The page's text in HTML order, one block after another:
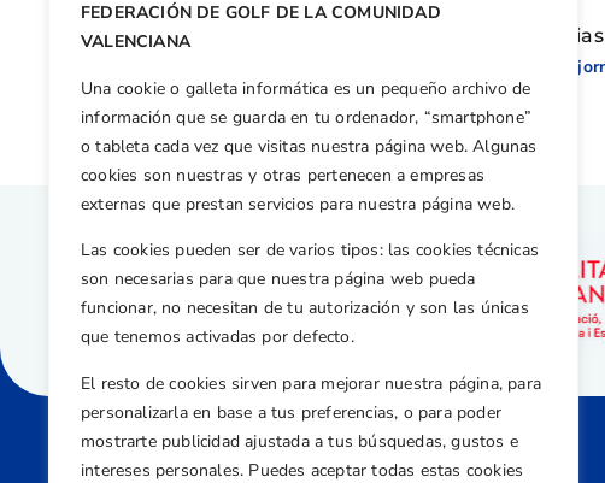
FEDERACIÓN DE GOLF DE LA COMUNIDAD
VALENCIANA
Una cookie o galleta informática es un pequeño archivo de
información que se guarda en tu ordenador, “smartphone”
o tableta cada vez que visitas nuestra página web. Algunas
cookies son nuestras y otras pertenecen a empresas
externas que prestan servicios para nuestra página web.
Las cookies pueden ser de varios tipos: las cookies técnicas
son necesarias para que nuestra página web pueda
funcionar, no necesitan de tu autorización y son las únicas
que tenemos activadas por defecto.
El resto de cookies sirven para mejorar nuestra página, para
personalizarla en base a tus preferencias, o para poder
mostrarte publicidad ajustada a tus búsquedas, gustos e
intereses personales. Puedes aceptar todas estas cookies
Otras noticias